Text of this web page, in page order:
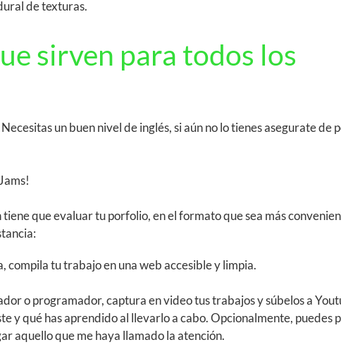
de texturas.
sirven para todos los
Necesitas un buen nivel de inglés, si aún no lo tienes asegurate de
tiene que evaluar tu porfolio, en el formato que sea más
compila tu trabajo en una web accesible y limpia.
o programador, captura en video tus trabajos y súbelos a
y qué has aprendido al llevarlo a cabo. Opcionalmente, puedes
aquello que me haya llamado la atención.